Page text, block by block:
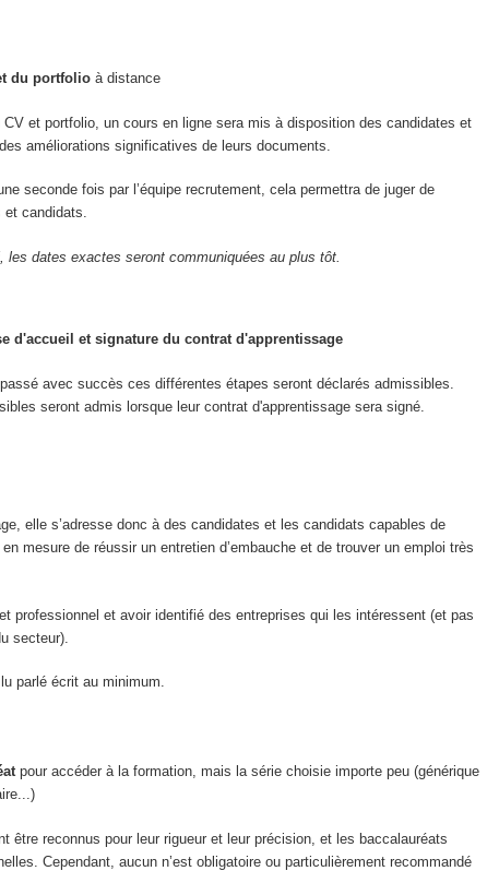
du portfolioà distance
et portfolio, un cours en ligne sera mis à disposition des candidates et
améliorations significatives de leurs documents.
seconde fois par l’équipe recrutement, cela permettra de juger de
et candidats.
dates exactes seront communiquées au plus tôt.
d'accueil et signature du contrat d'apprentissage
avec succès ces différentes étapes seront déclarés admissibles.
seront admis lorsque leur contrat d'apprentissage sera signé.
elle s’adresse donc à des candidates et les candidats capables de
mesure de réussir un entretien d’embauche et de trouver un emploi très
professionnel et avoir identifié des entreprises qui les intéressent (et pas
secteur).
parlé écrit au minimum.
pour accéder à la formation, mais la série choisie importe peu (générique
être reconnus pour leur rigueur et leur précision, et les baccalauréats
Cependant, aucun n’est obligatoire ou particulièrement recommandé